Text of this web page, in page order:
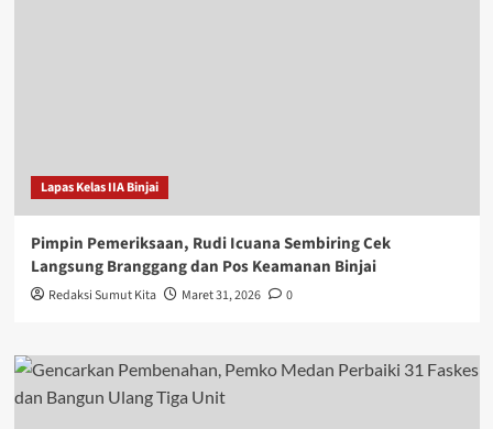
Lapas Kelas IIA Binjai
Pimpin Pemeriksaan, Rudi Icuana Sembiring Cek
Langsung Branggang dan Pos Keamanan Binjai
Redaksi Sumut Kita Maret 31, 2026 0